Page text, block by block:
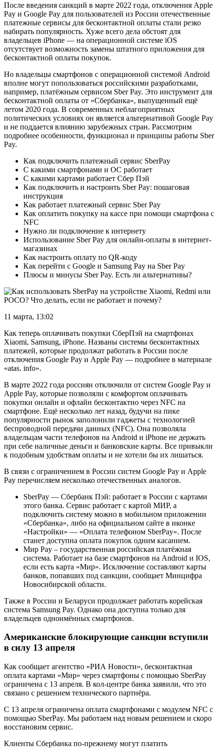
После введения санкций в марте 2022 года, отключения Apple
Pay и Google Pay для пользователей из России отечественные
платежные сервисы для бесконтактной оплаты стали резко
набирать популярность. Хуже всего дела обстоят для
владельцев iPhone — на операционной системе iOS
отсутствует возможность замены штатного приложения для
бесконтактной оплаты покупок.
Но владельцы смартфонов с операционной системой Android
вполне могут попользоваться российскими разработками,
например, платёжным сервисом Sber Pay. Это инструмент для
бесконтактной оплаты от «Сбербанка», выпущенный ещё
летом 2020 года. В современных неблагоприятных
политических условиях он является альтернативой Google Pay
и не поддается влиянию зарубежных стран. Рассмотрим
подробнее особенности, функционал и принципы работы Sber
Pay.
Как подключить платежный сервис SberPay
С какими смартфонами и ОС работает
С какими картами работает Сбер Пэй
Как подключить и настроить Sber Pay: пошаговая
инструкция
Как работает платежный сервис Sber Pay
Как оплатить покупку на кассе при помощи смартфона с
NFC
Нужно ли подключение к интернету
Использование Sber Pay для онлайн-оплаты в интернет-
магазинах
Как настроить оплату по QR-коду
Как перейти с Google и Samsung Pay на Sber Pay
Плюсы и минусы Sber Pay. Есть ли альтернативы?
11 марта, 13:02
Как теперь оплачивать покупки СберПэй на смартфонах
Xiaomi, Samsung, iPhone. Названы системы бесконтактных
платежей, которые продолжат работать в России после
отключения Google Pay и Apple Pay — подробнее в материале
«atas. info».
В марте 2022 года россиян отключили от систем Google Pay и
Apple Pay, которые позволяли с комфортом оплачивать
покупки онлайн и офлайн бесконтактно через NFC на
смартфоне. Ещё несколько лет назад, будучи на пике
популярности рынок заполонили гаджеты с технологией
беспроводной передачи данных (NFC). Она позволяла
владельцам части телефонов на Android и iPhone не держать
при себе наличные деньги и банковские карты. Все привыкли
к подобным удобствам оплаты и не хотели бы их лишаться.
В связи с ограничением в России систем Google Pay и Apple
Pay перечисляем несколько отечественных аналогов.
SberPay — Сбербанк Пэй: работает в России с картами
этого банка. Сервис работает с картой МИР, а
подключить систему можно в мобильном приложении
«Сбербанка», либо на официальном сайте в иконке
«Настройки» — «Оплата телефоном SberPay». После
станет доступна оплата покупок одним касанием.
Мир Pay – государственная российская платёжная
система. Работает на базе смартфонов на Android и IOS,
если есть карта «Мир». Исключение составляют карты
банков, попавших под санкции, сообщает Минцифра
Новосибирской области.
Также в России и Беларуси продолжает работать корейская
система Samsung Pay. Однако она доступна только для
владельцев одноимённых смартфонов.
Американские блокирующие санкции вступили
в силу 13 апреля
Как сообщает агентство «РИА Новости», бесконтактная
оплата картами «Мир» через смартфоны с помощью SberPay
ограничена с 13 апреля. В кол-центре банка заявили, что это
связано с решением технического партнёра.
С 13 апреля ограничена оплата смартфонами с модулем NFC с
помощью SberPay. Мы работаем над новым решением и скоро
восстановим сервис.
Клиенты Сбербанка по-прежнему могут платить